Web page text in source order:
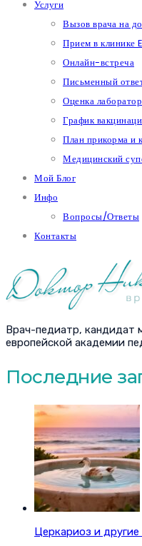
Услуги
Вызов врача на
Прием в клинике
Онлайн-встреча
Письменный
Оценка
График
План прикорма и
Медицинский
Мой Блог
Инфо
Вопросы/Ответы
Контакты
Врач-педиатр, кандидат
европейской академии
Последние
Церкариоз и